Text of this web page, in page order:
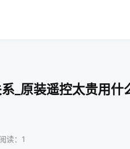
_原装遥控太贵用什
读：1